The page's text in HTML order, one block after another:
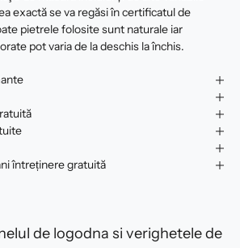
exactă se va regăsi în certificatul de
pietrele folosite sunt naturale iar
pot varia de la deschis la închis.
întreținere gratuită
de logodna si verighetele de